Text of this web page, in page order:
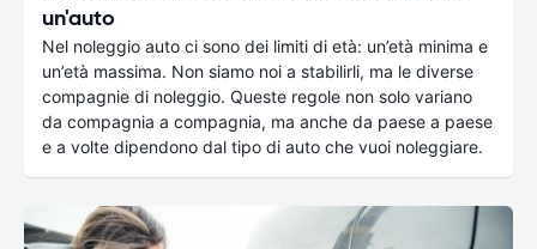
un'auto
Nel noleggio auto ci sono dei limiti di età: un’età minima e
un’età massima. Non siamo noi a stabilirli, ma le diverse
compagnie di noleggio. Queste regole non solo variano
da compagnia a compagnia, ma anche da paese a paese
e a volte dipendono dal tipo di auto che vuoi noleggiare.